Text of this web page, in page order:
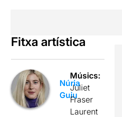
Fitxa artística
Núria
Guiu
Músics:
Juliet
Fraser
Laurent